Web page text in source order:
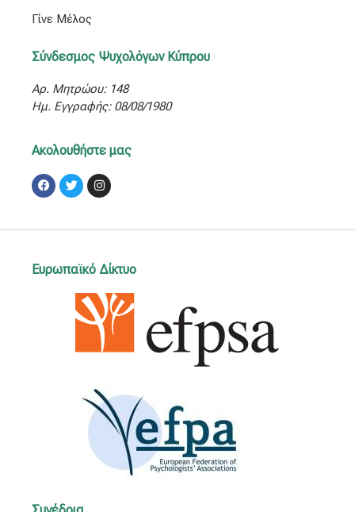
Γίνε Μέλος
Σύνδεσμος Ψυχολόγων Κύπρου
Αρ. Μητρώου: 148
Ημ. Εγγραφής: 08/08/1980
Ακολουθήστε μας
Facebook
TwitterInstagram
Ευρωπαϊκό Δίκτυο